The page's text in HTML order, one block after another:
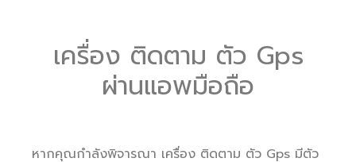
เครื่อง ติดตาม ตัว Gps
ผ่านแอพมือถือ
หากคุณกำลังพิจารณา เครื่อง ติดตาม ตัว Gps มีตัว